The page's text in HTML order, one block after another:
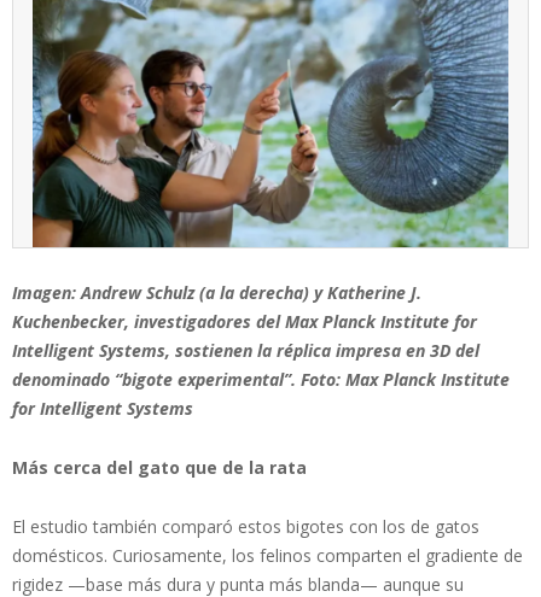
Imagen: Andrew Schulz (a la derecha) y Katherine J.
Kuchenbecker, investigadores del Max Planck Institute for
Intelligent Systems, sostienen la réplica impresa en 3D del
denominado “bigote experimental”. Foto: Max Planck Institute
for Intelligent Systems
Más cerca del gato que de la rata
El estudio también comparó estos bigotes con los de gatos
domésticos. Curiosamente, los felinos comparten el gradiente de
rigidez —base más dura y punta más blanda— aunque su